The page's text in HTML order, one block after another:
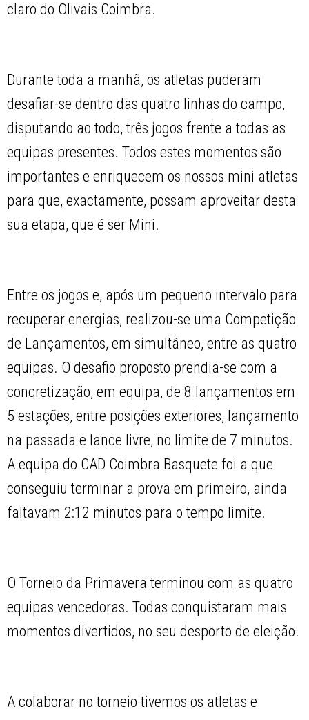
claro do Olivais Coimbra.
Durante toda a manhã, os atletas puderam
desafiar-se dentro das quatro linhas do campo,
disputando ao todo, três jogos frente a todas as
equipas presentes. Todos estes momentos são
importantes e enriquecem os nossos mini atletas
para que, exactamente, possam aproveitar desta
sua etapa, que é ser Mini.
Entre os jogos e, após um pequeno intervalo para
recuperar energias, realizou-se uma Competição
de Lançamentos, em simultâneo, entre as quatro
equipas. O desafio proposto prendia-se com a
concretização, em equipa, de 8 lançamentos em
5 estações, entre posições exteriores, lançamento
na passada e lance livre, no limite de 7 minutos.
A equipa do CAD Coimbra Basquete foi a que
conseguiu terminar a prova em primeiro, ainda
faltavam 2:12 minutos para o tempo limite.
O Torneio da Primavera terminou com as quatro
equipas vencedoras. Todas conquistaram mais
momentos divertidos, no seu desporto de eleição.
A colaborar no torneio tivemos os atletas e